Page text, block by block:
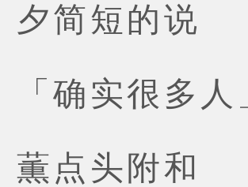
短的说
实很多人
头附和